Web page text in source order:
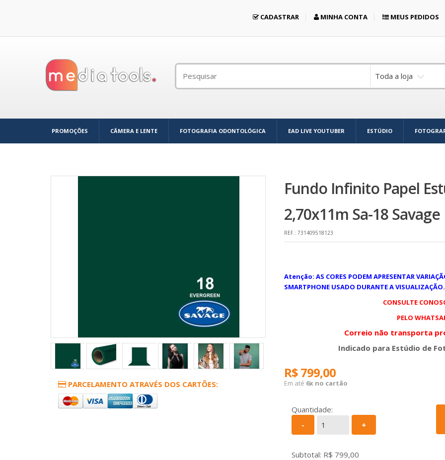
CADASTRAR MINHA CONTA MEUS PEDIDOS
Toda a loja
PROMOÇÕES CÂMERA E LENTE FOTOGRAFIA ODONTOLÓGICA EAD LIVE YOUTUBER ESTÚDIO
PARCELAMENTO ATRAVÉS DOS CARTÕES:
Fundo Infinito Papel
2,70x11m Sa-18 Savage
REF.: 731409518123
Atenção: AS CORES PODEM APRESENTAR
SMARTPHONE USADO DURANTE A VISUALIZAÇÃO.
CONSULTE
PELO
Correio não transporta
Indicado para Estúdio de
R$ 799,00
Em até 6x no cartão
Quantidade:
-
+
Subtotal: R$ 799,00